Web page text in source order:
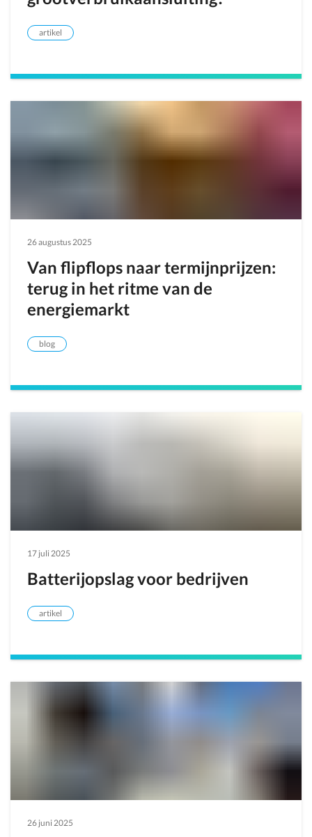
artikel
26 augustus 2025
Van flipflops naar termijnprijzen:
terug in het ritme van de
energiemarkt
blog
17 juli 2025
Batterijopslag voor bedrijven
artikel
26 juni 2025